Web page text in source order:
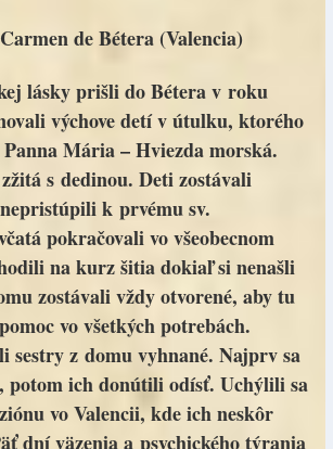
de Bétera (Valencia)
lásky prišli do Bétera v roku
výchove detí v útulku, ktorého
Mária – Hviezda morská.
s dedinou. Deti zostávali
k prvému sv.
pokračovali vo všeobecnom
na kurz šitia dokiaľ si nenašli
zostávali vždy otvorené, aby tu
vo všetkých potrebách.
sestry z domu vyhnané. Najprv sa
ich donútili odísť. Uchýlili sa
vo Valencii, kde ich neskôr
dní väzenia a psychického týrania